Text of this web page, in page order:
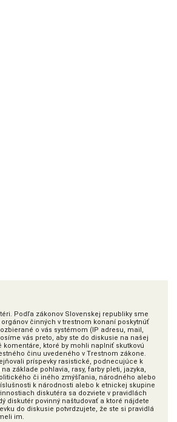
Podľa zákonov Slovenskej republiky sme
činných v trestnom konaní poskytnúť
o vás systémom (IP adresu, mail,
vás preto, aby ste do diskusie na našej
komentáre, ktoré by mohli naplniť skutkovú
činu uvedeného v Trestnom zákone.
príspevky rasistické, podnecujúce k
základe pohlavia, rasy, farby pleti, jazyka,
či iného zmýšľania, národného alebo
k národnosti alebo k etnickej skupine
diskutéra sa dozviete v pravidlách
diskutér povinný naštudovať a ktoré nájdete
do diskusie potvrdzujete, že ste si pravidlá
im.